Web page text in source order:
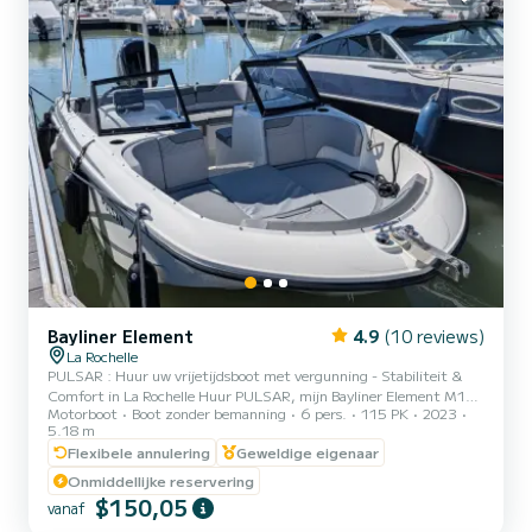
Bayliner Element 4.9 (10 reviews)
La Rochelle
PULSAR : Huur uw vrijetijdsboot met vergunning - Stabiliteit &
Comfort in La Rochelle Huur PULSAR, mijn Bayliner Element M17
(2023), ideaal voor een rustig uitje met familie of vrienden vanuit
de haven van Les Minimes in La Rochelle Maximale stabiliteit : Zijn
unieke M-romp voorkomt dat de boot overhelt. Het is het meest
geruststellende model voor kinderen of beginners. Uitgerust met 6
automatische reddingsvesten, zult u veilig zijn tijdens uw hele
vaartocht. Capaciteit: 6 personen (optimale c...
Motorboot Boot zonder bemanning 6 pers. 115 PK
2023
5.18 m
Flexibele annulering
Geweldige eigenaar
Onmiddellijke reservering
vanaf $150,05